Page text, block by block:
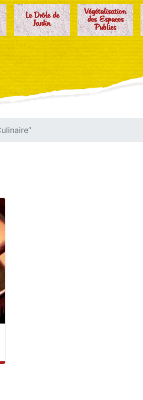
Le Drôle de
Jardin
Végétalisation
des Espaces
Publics